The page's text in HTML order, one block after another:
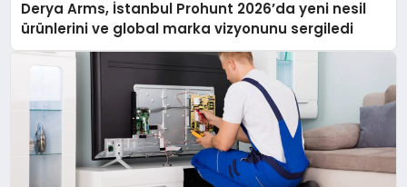
Derya Arms, İstanbul Prohunt 2026’da yeni nesil
ürünlerini ve global marka vizyonunu sergiledi